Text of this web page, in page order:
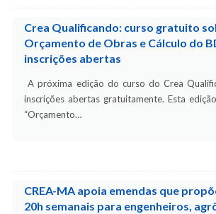
Crea Qualificando: curso gratuito
Orçamento de Obras e Cálculo do
inscrições abertas
A próxima edição do curso do Crea
inscrições abertas gratuitamente. Esta
“Orçamento…
CREA-MA apoia emendas que
20h semanais para engenheiros,